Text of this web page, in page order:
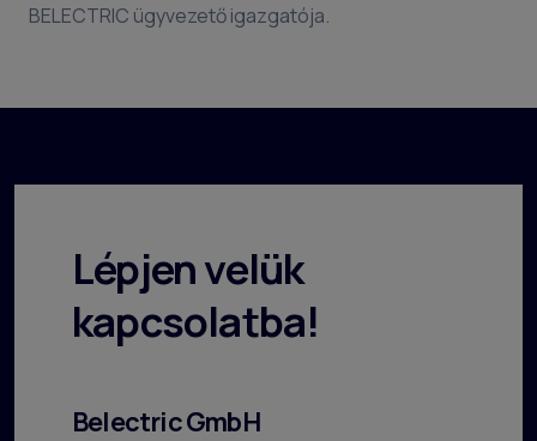
BELECTRIC ügyvezető igazgatója.
Lépjen velük
kapcsolatba!
Belectric GmbH